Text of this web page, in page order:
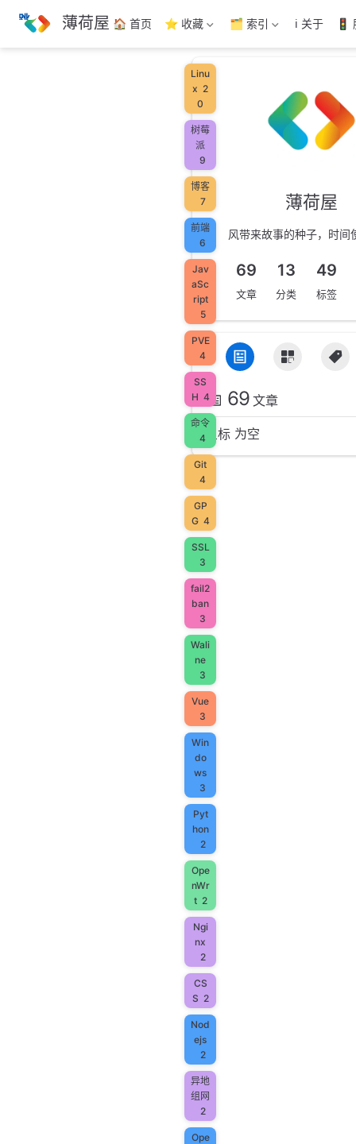
跳
主
薄荷屋 🏠 首页 ⭐ 收藏 🗂️ 索引 ℹ️ 关于 🚦
Linu
x 2
0
树莓
派
9
博客
7
前端
6
Jav
aSc
ript
5
PVE
4
SS
H 4
命令
4
Git
4
GP
G 4
SSL
3
fail2
ban
3
Wali
ne
3
Vue
3
Win
do
ws
3
Pyt
hon
2
Ope
nWr
t 2
Ngi
nx
2
CS
S 2
Nod
ejs
2
异地
组网
2
Ope
薄荷屋
风带来故事的种子，时间
69
文章
13
分类
49
标签
69 文章
星标 为空